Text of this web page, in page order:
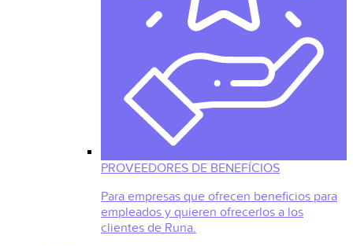
PROVEEDORES DE BENEFÍCIOS
Para empresas que ofrecen beneficios para
empleados y quieren ofrecerlos a los
clientes de Runa.